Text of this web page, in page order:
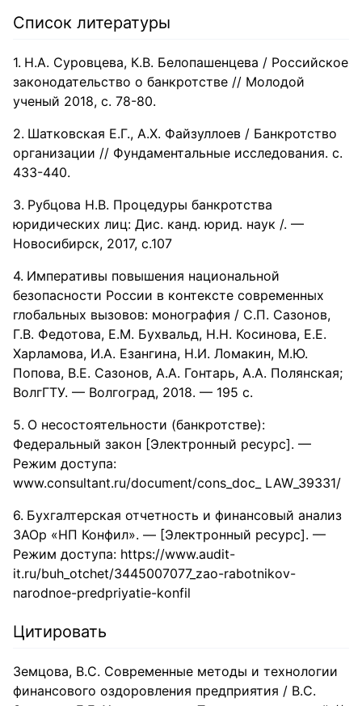
Список литературы
Н.А. Суровцева, К.В. Белопашенцева / Российское
законодательство о банкротстве // Молодой
ученый 2018, с. 78-80.
Шатковская Е.Г., А.Х. Файзуллоев / Банкротство
организации // Фундаментальные исследования. с.
433-440.
Рубцова Н.В. Процедуры банкротства
юридических лиц: Дис. канд. юрид. наук /. —
Новосибирск, 2017, с.107
Императивы повышения национальной
безопасности России в контексте современных
глобальных вызовов: монография / С.П. Сазонов,
Г.В. Федотова, Е.М. Бухвальд, Н.Н. Косинова, Е.Е.
Харламова, И.А. Езангина, Н.И. Ломакин, М.Ю.
Попова, В.Е. Сазонов, А.А. Гонтарь, А.А. Полянская;
ВолгГТУ. — Волгоград, 2018. — 195 с.
О несостоятельности (банкротстве):
Федеральный закон [Электронный ресурс]. —
Режим доступа:
www.consultant.ru/document/cons_doc_ LAW_39331/
Бухгалтерская отчетность и финансовый анализ
ЗАОр «НП Конфил». — [Электронный ресурс]. —
Режим доступа: https://www.audit-
it.ru/buh_otchet/3445007077_zao-rabotnikov-
narodnoe-predpriyatie-konfil
Цитировать
Земцова, В.С. Современные методы и технологии
финансового оздоровления предприятия / В.С.